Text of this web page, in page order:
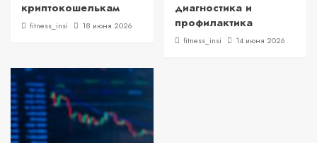
криптокошелькам
fitness_insi 18 июня 2026
диагностика и
профилактика
fitness_insi 14 июня 2026